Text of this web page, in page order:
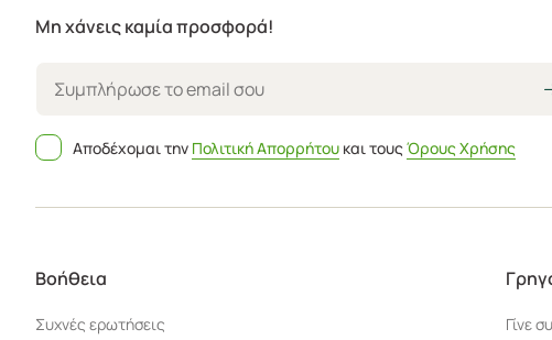
Μη χάνεις καμία προσφορά!
Αποδέχομαι την Πολιτική Απορρήτου και τουςΌρους Χρήσης
Βοήθεια
Συχνές ερωτήσεις Γίνε